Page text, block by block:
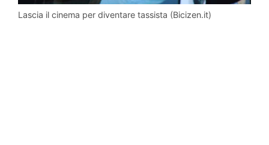
Lascia il cinema per diventare tassista (Bicizen.it)